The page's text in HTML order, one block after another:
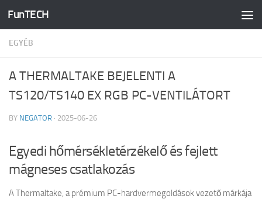
Skip to content
FunTECH
EGYÉB
A THERMALTAKE BEJELENTI A
TS120/TS140 EX RGB PC-VENTILÁTORT
BY NEGATOR · 2025-06-26
Egyedi hőmérsékletérzékelő és fejlett
mágneses csatlakozás
A Thermaltake, a prémium PC-hardvermegoldások vezető márkája